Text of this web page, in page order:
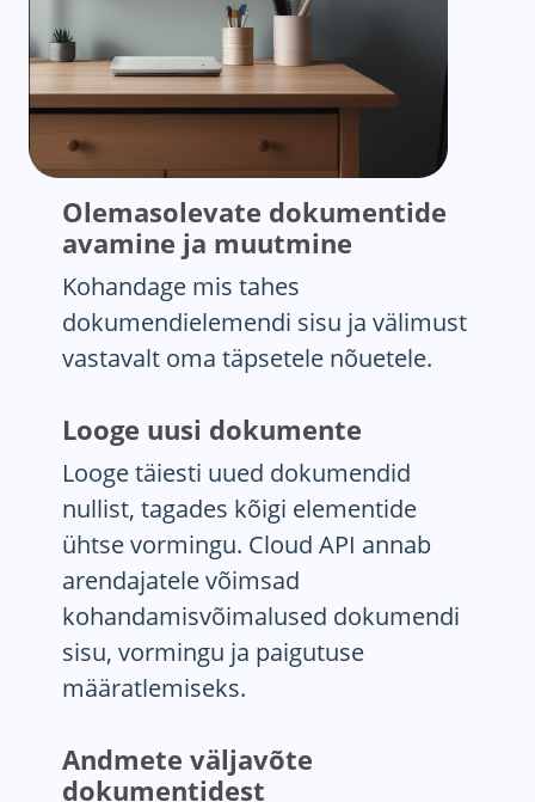
Olemasolevate dokumentide
avamine ja muutmine
Kohandage mis tahes
dokumendielemendi sisu ja välimust
vastavalt oma täpsetele nõuetele.
Looge uusi dokumente
Looge täiesti uued dokumendid
nullist, tagades kõigi elementide
ühtse vormingu. Cloud API annab
arendajatele võimsad
kohandamisvõimalused dokumendi
sisu, vormingu ja paigutuse
määratlemiseks.
Andmete väljavõte
dokumentidest